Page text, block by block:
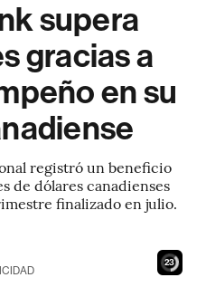
supera
gracias a
en su
registró un beneficio
de dólares canadienses
finalizado en julio.
22